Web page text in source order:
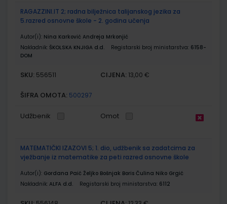
RAGAZZINI.IT 2; radna bilježnica talijanskog jezika za
5.razred osnovne škole - 2. godina učenja
Autor(i): Nina Karković Andreja Mrkonjić
Nakladnik: ŠKOLSKA KNJIGA d.d. Registarski broj ministarstva: 6158-
DOM
SKU: 556511 CIJENA: 13,00 €
ŠIFRA OMOTA: 500297
Udžbenik Omot
MATEMATIČKI IZAZOVI 5; 1. dio, udžbenik sa zadatcima za
vježbanje iz matematike za peti razred osnovne škole
Autor(i): Gordana Paić Željko Bošnjak Boris Čulina Niko Grgić
Nakladnik: ALFA d.d. Registarski broj ministarstva: 6112